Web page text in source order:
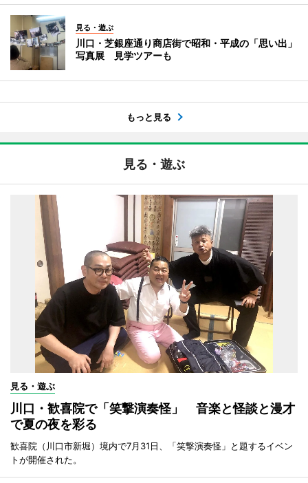
見る・遊ぶ
川口・芝銀座通り商店街で昭和・平成の「思い出」
写真展 見学ツアーも
もっと見る
見る・遊ぶ
見る・遊ぶ
川口・歓喜院で「笑撃演奏怪」 音楽と怪談と漫才
で夏の夜を彩る
歓喜院（川口市新堀）境内で7月31日、「笑撃演奏怪」と題するイベン
トが開催された。